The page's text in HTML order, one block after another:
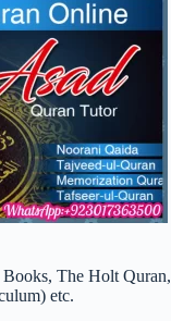
The Holt Quran,
etc.